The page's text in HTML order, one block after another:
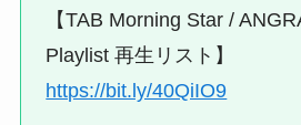
【TAB Morning Star /
Playlist 再生リスト】
https://bit.ly/40QiIO9